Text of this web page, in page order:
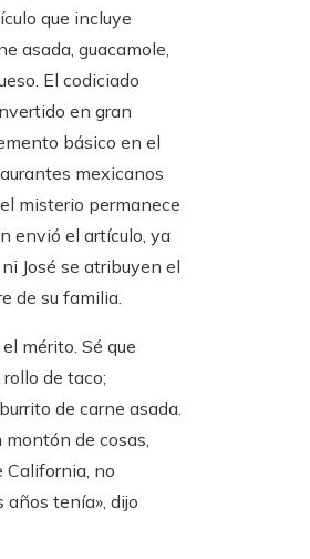
que incluye
asada, guacamole,
El codiciado
en gran
básico en el
mexicanos
misterio permanece
envió el artículo, ya
José se atribuyen el
de su familia.
mérito. Sé que
de taco;
de carne asada.
de cosas,
California, no
años tenía», dijo